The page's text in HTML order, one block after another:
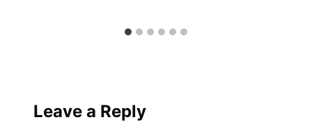
Leave a Reply